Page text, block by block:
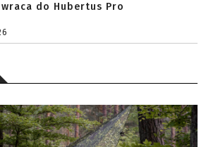
wraca do Hubertus Pro